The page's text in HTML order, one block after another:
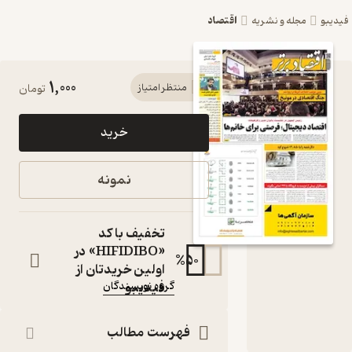
مجله و نشریه اقتصاد
کتاب هفته
نامه
اقتصاد برتر
شماره 662
اثر گروه
نویسندگان
مجله
نویسنده:
گروه نویسندگان
منتظر امتیاز 1,000 تومان
خرید
نمونه
%
تخفیف با کد
«HIFIDIBO» در
اولین خریدتان از
فیدیبو
فهرست مطالب